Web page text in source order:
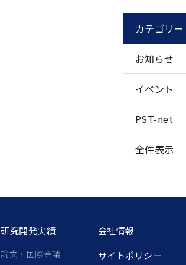
カテゴリー
お知らせ
イベント
PST-net
全件表示
研究開発実績
論文・国際会議
会社情報
サイトポリシー